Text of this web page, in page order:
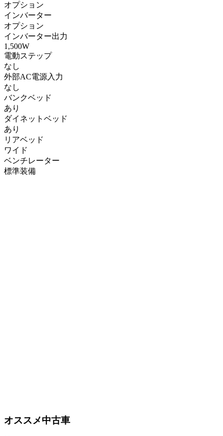
オプション
インバーター
オプション
インバーター出力
1,500W
電動ステップ
なし
外部AC電源入力
なし
バンクベッド
あり
ダイネットベッド
あり
リアベッド
ワイド
ベンチレーター
標準装備
オススメ中古車